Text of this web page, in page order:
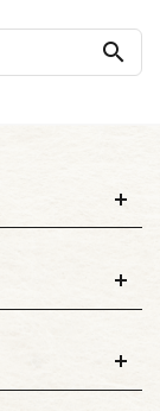
search